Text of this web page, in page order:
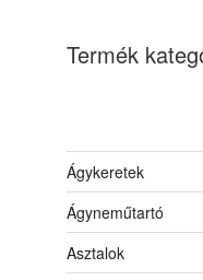
Termék
Ágykeretek
Ágyneműtartó
Asztalok